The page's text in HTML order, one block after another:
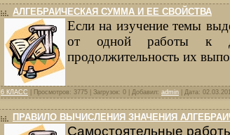
АЛГЕБРАИЧЕСКАЯ СУММА И ЕЕ СВОЙСТВА
Если на изучение темы
от одной работы к
продолжительность их
6 КЛАСС | Просмотров: 3775 | Загрузок: 0 | Добавил: admin | Дата:
ПРАВИЛО ВЫЧИСЛЕНИЯ ЗНАЧЕНИЯ
Самостоятельные